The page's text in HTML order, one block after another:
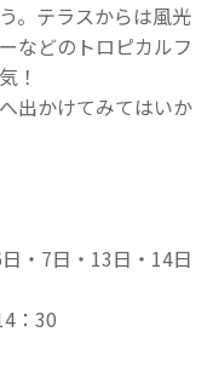
。テラスからは風光
などのトロピカルフ
！
出かけてみてはいか
・7日・13日・14日
：30